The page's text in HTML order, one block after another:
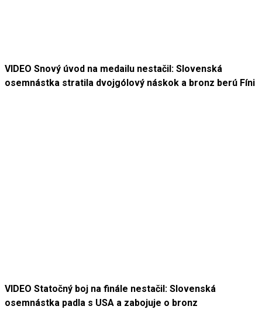
VIDEO Snový úvod na medailu nestačil: Slovenská
osemnástka stratila dvojgólový náskok a bronz berú Fíni
VIDEO Statočný boj na finále nestačil: Slovenská
osemnástka padla s USA a zabojuje o bronz